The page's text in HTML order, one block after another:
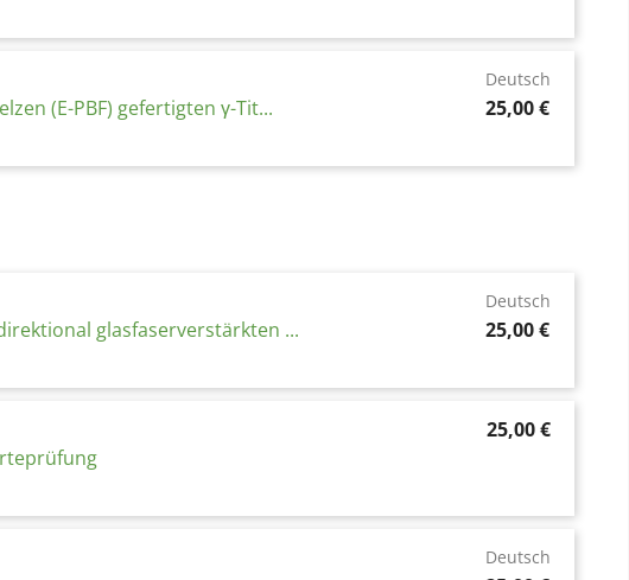
(E-PBF) gefertigten γ-Tit...
Deutsch
Preis
25,00 €
glasfaserverstärkten ...
Deutsch
Preis
25,00 €
Preis
25,00 €
Deutsch